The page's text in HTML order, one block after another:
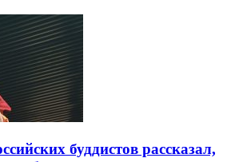
буддистов рассказал,